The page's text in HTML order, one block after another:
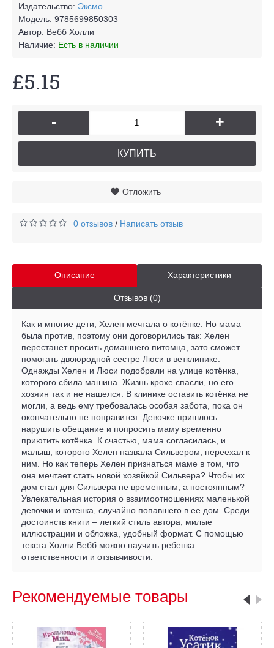
Издательство: Эксмо
Модель: 9785699850303
Автор: Вебб Холли
Наличие: Есть в наличии
£5.15
- +
КУПИТЬ
Отложить
0 отзывов / Написать отзыв
Описание Характеристики
Отзывов (0)
Как и многие дети, Хелен мечтала о котёнке. Но мама
была против, поэтому они договорились так: Хелен
перестанет просить домашнего питомца, зато сможет
помогать двоюродной сестре Люси в ветклинике.
Однажды Хелен и Люси подобрали на улице котёнка,
которого сбила машина. Жизнь крохе спасли, но его
хозяин так и не нашелся. В клинике оставить котёнка не
могли, а ведь ему требовалась особая забота, пока он
окончательно не поправится. Девочке пришлось
нарушить обещание и попросить маму временно
приютить котёнка. К счастью, мама согласилась, и
малыш, которого Хелен назвала Сильвером, переехал к
ним. Но как теперь Хелен признаться маме в том, что
она мечтает стать новой хозяйкой Сильвера? Чтобы их
дом стал для Сильвера не временным, а постоянным?
Увлекательная история о взаимоотношениях маленькой
девочки и котенка, случайно попавшего в ее дом. Среди
достоинств книги – легкий стиль автора, милые
иллюстрации и обложка, удобный формат. С помощью
текста Холли Вебб можно научить ребенка
ответственности и отзывчивости.
Рекомендуемые товары